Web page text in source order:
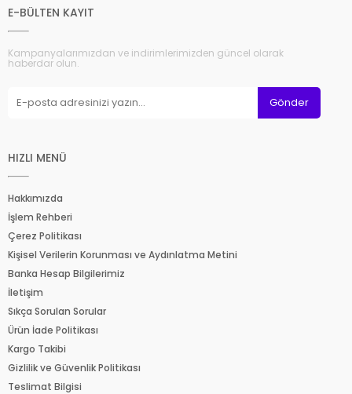
E-BÜLTEN KAYIT
Kampanyalarımızdan ve indirimlerimizden güncel olarak
haberdar olun.
Gönder
HIZLI MENÜ
Hakkımızda
İşlem Rehberi
Çerez Politikası
Kişisel Verilerin Korunması ve Aydınlatma Metini
Banka Hesap Bilgilerimiz
İletişim
Sıkça Sorulan Sorular
Ürün İade Politikası
Kargo Takibi
Gizlilik ve Güvenlik Politikası
Teslimat Bilgisi